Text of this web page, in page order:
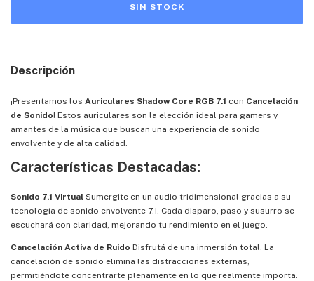
Descripción
¡Presentamos los Auriculares Shadow Core RGB 7.1 con Cancelación
de Sonido! Estos auriculares son la elección ideal para gamers y
amantes de la música que buscan una experiencia de sonido
envolvente y de alta calidad.
Características Destacadas:
Sonido 7.1 Virtual Sumergite en un audio tridimensional gracias a su
tecnología de sonido envolvente 7.1. Cada disparo, paso y susurro se
escuchará con claridad, mejorando tu rendimiento en el juego.
Cancelación Activa de Ruido Disfrutá de una inmersión total. La
cancelación de sonido elimina las distracciones externas,
permitiéndote concentrarte plenamente en lo que realmente importa.